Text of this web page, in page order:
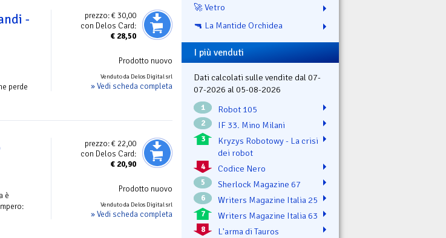
prezzo:€ 30,00
con Delos Card:
€ 28,50
Prodotto nuovo
Venduto da Delos Digital srl
» Vedi scheda completa
-
perde
prezzo:€ 22,00
con Delos Card:
€ 20,90
Prodotto nuovo
Venduto da Delos Digital srl
» Vedi scheda completa
è
🚀 Vetro
🔫 La Mantide Orchidea
I più venduti
Dati calcolati sulle vendite dal 07-
07-2026 al 05-08-2026
1 Robot 105
2 IF 33. Mino Milani
3
Kryzys Robotowy - La crisi
dei robot
4 Codice Nero
5 Sherlock Magazine 67
6 Writers Magazine Italia 25
7 Writers Magazine Italia 63
8 L'arma di Tauros